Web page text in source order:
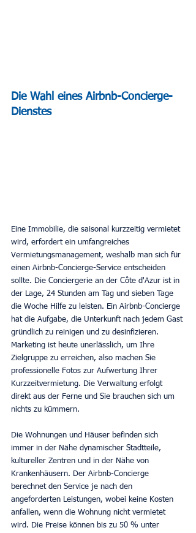
Die Wahl eines Airbnb-Concierge-
Dienstes
Eine Immobilie, die saisonal kurzzeitig vermietet
wird, erfordert ein umfangreiches
Vermietungsmanagement, weshalb man sich für
einen Airbnb-Concierge-Service entscheiden
sollte. Die Conciergerie an der Côte d'Azur ist in
der Lage, 24 Stunden am Tag und sieben Tage
die Woche Hilfe zu leisten. Ein Airbnb-Concierge
hat die Aufgabe, die Unterkunft nach jedem Gast
gründlich zu reinigen und zu desinfizieren.
Marketing ist heute unerlässlich, um Ihre
Zielgruppe zu erreichen, also machen Sie
professionelle Fotos zur Aufwertung Ihrer
Kurzzeitvermietung. Die Verwaltung erfolgt
direkt aus der Ferne und Sie brauchen sich um
nichts zu kümmern.
Die Wohnungen und Häuser befinden sich
immer in der Nähe dynamischer Stadtteile,
kultureller Zentren und in der Nähe von
Krankenhäusern. Der Airbnb-Concierge
berechnet den Service je nach den
angeforderten Leistungen, wobei keine Kosten
anfallen, wenn die Wohnung nicht vermietet
wird. Die Preise können bis zu 50 % unter